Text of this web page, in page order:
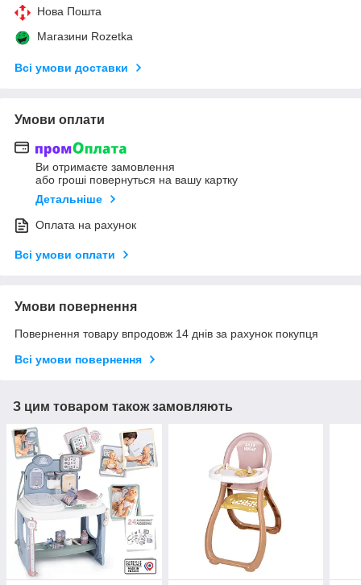
Нова Пошта
Магазини Rozetka
Всі умови доставки
Умови оплати
Ви отримаєте замовлення
або гроші повернуться на вашу картку
Детальніше
Оплата на рахунок
Всі умови оплати
Умови повернення
Повернення товару впродовж 14 днів за рахунок покупця
Всі умови повернення
З цим товаром також замовляють